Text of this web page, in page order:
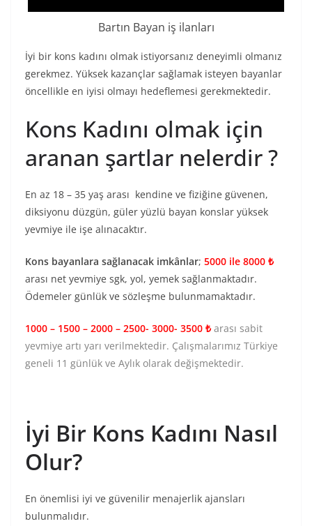
Bartın Bayan iş ilanları
İyi bir kons kadını olmak istiyorsanız deneyimli olmanız
gerekmez. Yüksek kazançlar sağlamak isteyen bayanlar
öncellikle en iyisi olmayı hedeflemesi gerekmektedir.
Kons Kadını olmak için
aranan şartlar nelerdir ?
En az 18 – 35 yaş arası kendine ve fiziğine güvenen,
diksiyonu düzgün, güler yüzlü bayan konslar yüksek
yevmiye ile işe alınacaktır.
Kons bayanlara sağlanacak imkânlar; 5000 ile 8000 ₺
arası net yevmiye sgk, yol, yemek sağlanmaktadır.
Ödemeler günlük ve sözleşme bulunmamaktadır.
1000 – 1500 – 2000 – 2500- 3000- 3500 ₺ arası sabit
yevmiye artı yarı verilmektedir. Çalışmalarımız Türkiye
geneli 11 günlük ve Aylık olarak değişmektedir.
İyi Bir Kons Kadını Nasıl
Olur?
En önemlisi iyi ve güvenilir menajerlik ajansları
bulunmalıdır.